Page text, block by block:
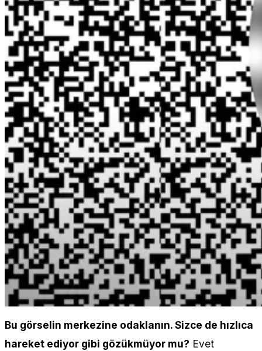
Bu görselin merkezine odaklanın. Sizce de hızlıca
hareket ediyor gibi gözükmüyor mu? Evet